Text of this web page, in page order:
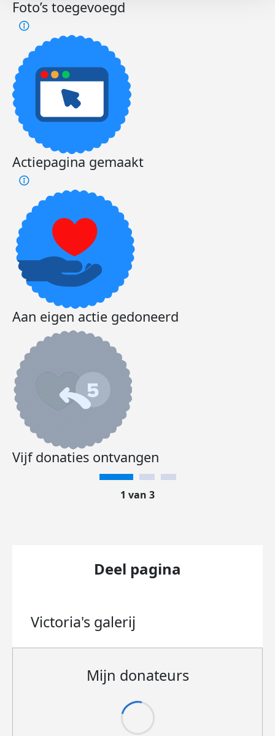
Foto’s toegevoegd
Actiepagina gemaakt
Aan eigen actie gedoneerd
Vijf donaties ontvangen
1 van 3
Deel pagina
Victoria's galerij
Mijn donateurs